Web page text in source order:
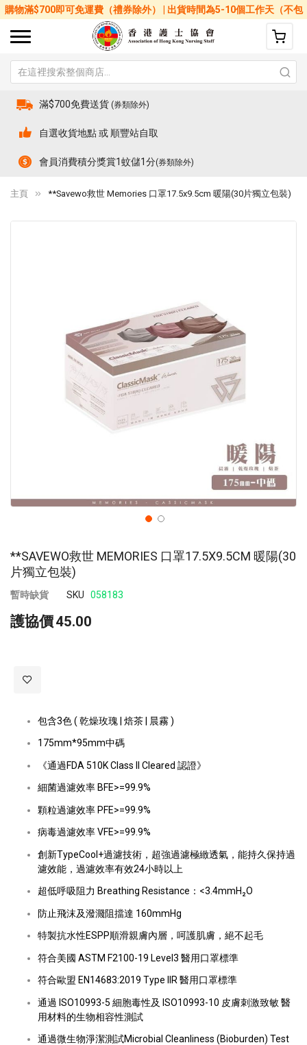
購物滿$700即可免運費（禮券除外） | 出貨時間為5-10個工作天（不包
括星期六、日及公眾假期）
滿$700免費送貨 (券類除外)
自選收貨地點 或 順豐站自取
會員消費積分獎賞1蚊儲1分(券類除外)
主頁 **Savewo救世 Memories 口罩17.5x9.5cm 暖陽(30片獨立包裝)
**SAVEWO救世 MEMORIES 口罩17.5X9.5CM 暖陽(30
片獨立包裝)
暫時缺貨 SKU 058183
護協價45.00
包含3色 ( 乾燥玫瑰 | 焙茶 | 晨霧 )
175mm*95mm中碼
《通過FDA 510K Class II Cleared 認證》
細菌過濾效率 BFE>=99.9%
顆粒過濾效率 PFE>=99.9%
病毒過濾效率 VFE>=99.9%
創新TypeCool+過濾技術，超強過濾極緻透氣，能持久保持過
濾效能，過濾效率有效24小時以上
超低呼吸阻力 Breathing Resistance：<3.4mmH₂O
防止飛沫及潑濺阻擋達 160mmHg
特製抗水性ESPP順滑親膚內層，呵護肌膚，絕不起毛
符合美國 ASTM F2100-19 Level3 醫用口罩標準
符合歐盟 EN14683:2019 Type IIR 醫用口罩標準
通過 ISO10993-5 細胞毒性及 ISO10993-10 皮膚刺激致敏 醫
用材料的生物相容性測試
通過微生物淨潔測試Microbial Cleanliness (Bioburden) Test